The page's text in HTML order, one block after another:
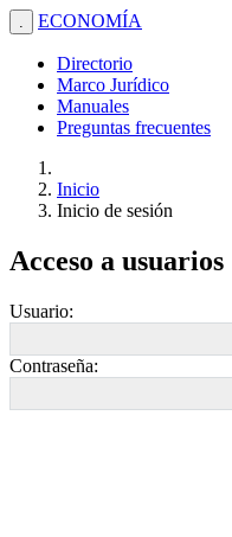
. ECONOMÍA
Directorio
Marco Jurídico
Manuales
Preguntas frecuentes
Inicio
Inicio de sesión
Acceso a usuarios
Usuario:
Contraseña: